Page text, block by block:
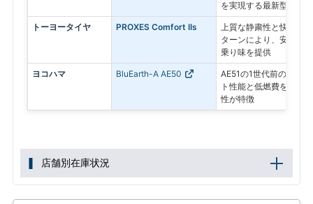
を実現する最新型
トーヨータイヤ PROXES Comfort IIs
上質な静粛性と快適性
ターンにより、安定し
乗り味を提供
ヨコハマ BluEarth-A AE50
AE51の1世代前のモデ
ト性能と低燃費を両立
性が特徴
店舗別在庫状況